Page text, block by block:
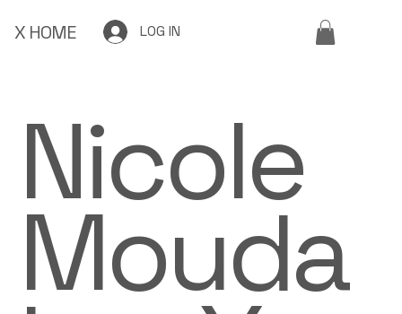
X HOME LOG IN
Nicole
Mouda